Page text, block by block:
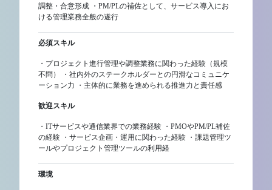
調整・合意形成 ・PM/PLの補佐として、サービス導入にお
ける管理業務全般の遂行
必須スキル
・プロジェクト進行管理や調整業務に関わった経験（規模
不問） ・社内外のステークホルダーとの円滑なコミュニケ
ーション力 ・主体的に業務を進められる推進力と責任感
歓迎スキル
・ITサービスや通信業界での業務経験 ・PMOやPM/PL補佐
の経験 ・サービス企画・運用に関わった経験 ・課題管理ツ
ールやプロジェクト管理ツールの利用経
環境